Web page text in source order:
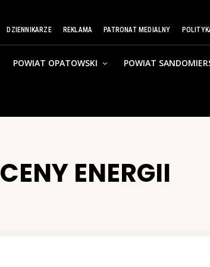
DZIENNIKARZE REKLAMA PATRONAT MEDIALNY
POWIAT OPATOWSKI POWIAT
CENY ENERGII